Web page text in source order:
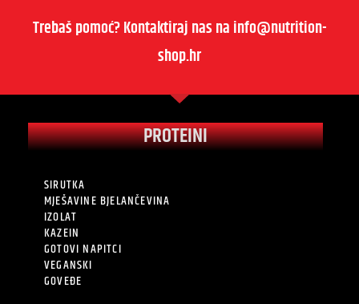
Trebaš pomoć? Kontaktiraj nas na info@nutrition-
shop.hr
PROTEINI
SIRUTKA
MJEŠAVINE BJELANČEVINA
IZOLAT
KAZEIN
GOTOVI NAPITCI
VEGANSKI
GOVEĐE